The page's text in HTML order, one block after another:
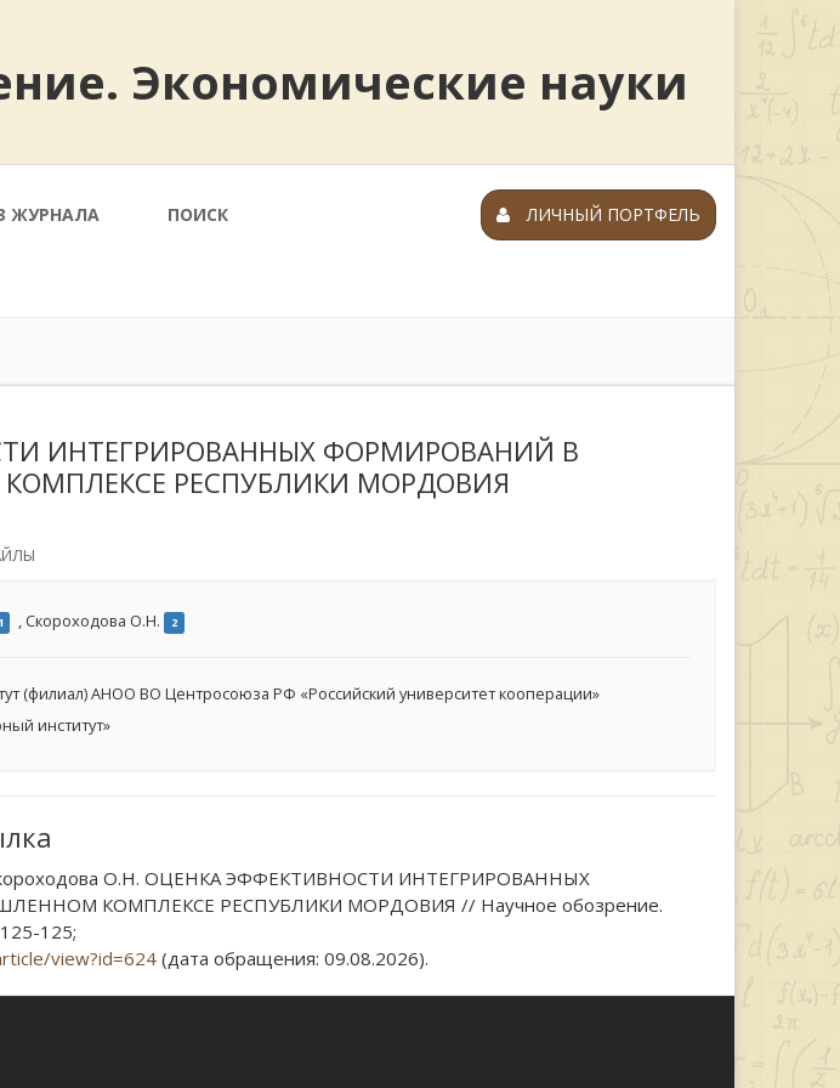
Экономические науки
ЖУРНАЛА ПОИСК ЛИЧНЫЙ ПОРТФЕЛЬ
ИНТЕГРИРОВАННЫХ ФОРМИРОВАНИЙ В
РЕСПУБЛИКИ МОРДОВИЯ
1 , Скороходова О.Н. 2
(филиал) АНОО ВО Центросоюза РФ «Российский университет кооперации»
институт»
Скороходова О.Н. ОЦЕНКА ЭФФЕКТИВНОСТИ ИНТЕГРИРОВАННЫХ
КОМПЛЕКСЕ РЕСПУБЛИКИ МОРДОВИЯ // Научное обозрение.
125;
view?id=624(дата обращения: 09.08.2026).